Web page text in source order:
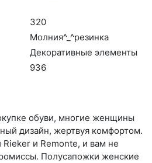
320
Мол­ния^_^ре­зин­ка
Де­кора­тив­ные эле­мен­ты
936
обуви, многие женщины
дизайн, жертвуя комфортом.
и Remonte, и вам не
Полусапожки женские